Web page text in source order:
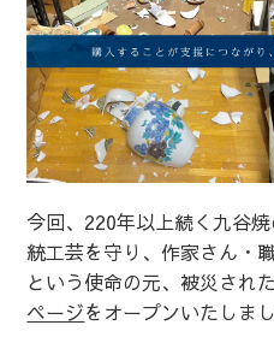
今回、220年以上続く九谷
統工芸を守り、作家さん・
という使命の元、被災され
ページをオープンいたしまし